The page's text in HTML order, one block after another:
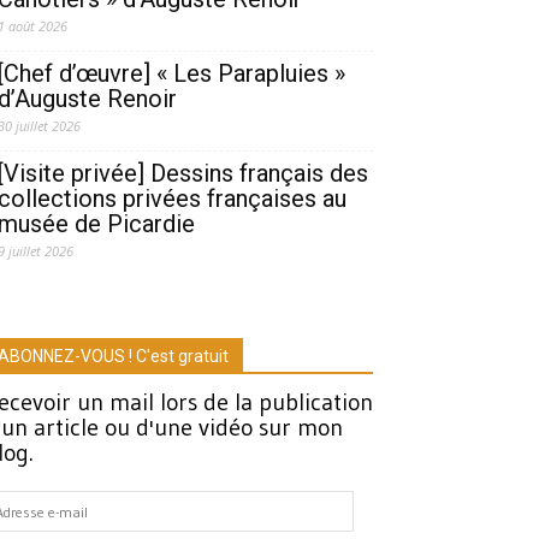
1 août 2026
[Chef d’œuvre] « Les Parapluies »
d’Auguste Renoir
juillet 2026
[Visite privée] Dessins français des
collections privées françaises au
musée de Picardie
juillet 2026
VOUS ! C'est gratuit
un mail lors de la publication
article ou d'une vidéo sur mon